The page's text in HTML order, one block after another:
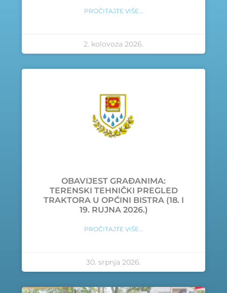
PROČITAJTE VIŠE...
2. kolovoza 2026.
OBAVIJEST GRAĐANIMA:
TERENSKI TEHNIČKI PREGLED
TRAKTORA U OPĆINI BISTRA (18. I
19. RUJNA 2026.)
PROČITAJTE VIŠE...
30. srpnja 2026.